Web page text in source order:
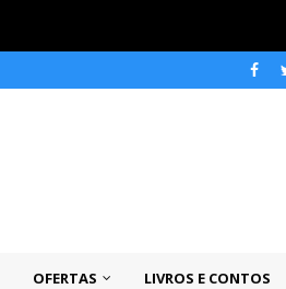
OFERTAS LIVROS E CONTOS